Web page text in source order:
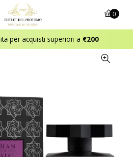
per acquisti superiori a €200
0